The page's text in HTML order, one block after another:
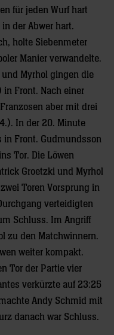
für jeden Wurf hart
der Abwer hart.
holte Siebenmeter
Manier verwandelte.
Myrhol gingen die
Front. Nach einer
aber mit drei
In der 20. Minute
in Front. Gudmundsson
Tor. Die Löwen
Groetzki und Myrhol
Toren Vorsprung in
verteidigten
Schluss. Im Angriff
zu den Matchwinnern.
weiter kompakt.
Tor der Partie vier
verkürzte auf 23:25
Andy Schmid mit
danach war Schluss.